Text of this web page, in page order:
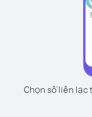
Chọn số liên